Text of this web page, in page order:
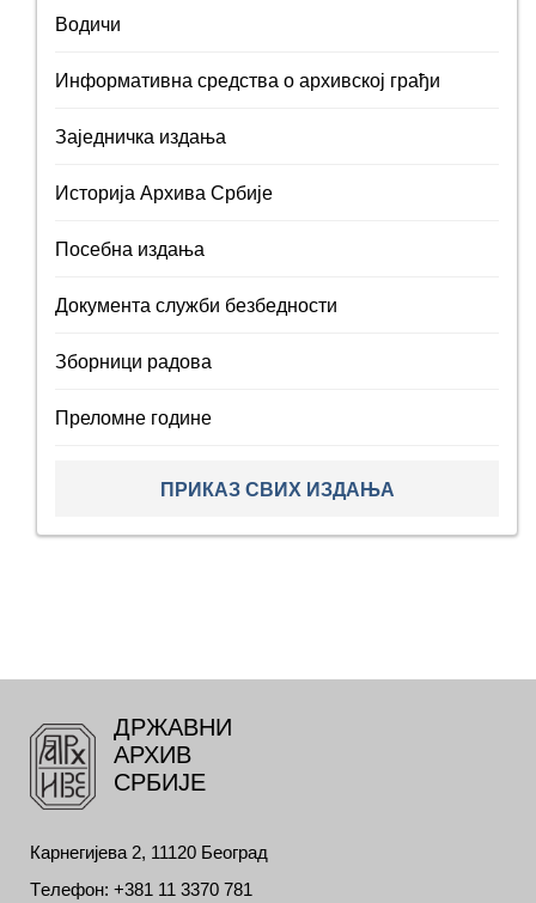
Водичи
Информативна средства о архивској грађи
Заједничка издања
Историја Архива Србије
Посебна издања
Документа служби безбедности
Зборници радова
Преломне године
ПРИКАЗ СВИХ ИЗДАЊА
ДРЖАВНИ
АРХИВ
СРБИЈЕ
Карнегијева 2, 11120 Београд
Tелефон: +381 11 3370 781